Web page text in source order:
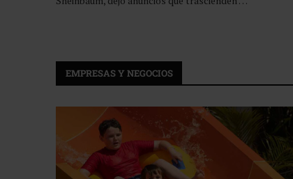
EMPRESAS Y NEGOCIOS